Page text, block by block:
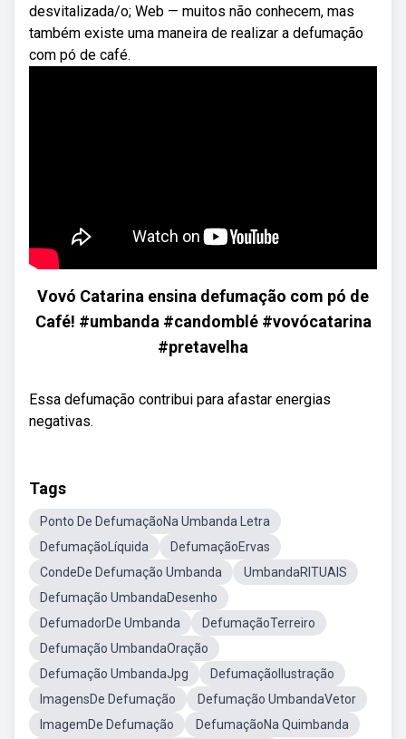
desvitalizada/o; Web — muitos não conhecem, mas
também existe uma maneira de realizar a defumação
com pó de café.
Vovó Catarina ensina defumação com pó de
Café! #umbanda #candomblé #vovócatarina
#pretavelha
Essa defumação contribui para afastar energias
negativas.
Tags
Ponto De DefumaçãoNa Umbanda Letra
DefumaçãoLíquida
DefumaçãoErvas
CondeDe Defumação Umbanda
UmbandaRITUAIS
Defumação UmbandaDesenho
DefumadorDe Umbanda
DefumaçãoTerreiro
Defumação UmbandaOração
Defumação UmbandaJpg
DefumaçãoIlustração
ImagensDe Defumação
Defumação UmbandaVetor
ImagemDe Defumação
DefumaçãoNa Quimbanda